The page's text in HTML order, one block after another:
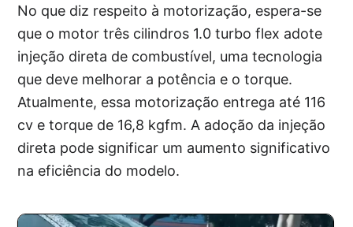
No que diz respeito à motorização, espera-se
que o motor três cilindros 1.0 turbo flex adote
injeção direta de combustível, uma tecnologia
que deve melhorar a potência e o torque.
Atualmente, essa motorização entrega até 116
cv e torque de 16,8 kgfm. A adoção da injeção
direta pode significar um aumento significativo
na eficiência do modelo.